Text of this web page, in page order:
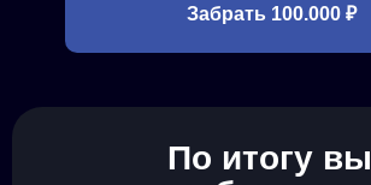
Забрать 100.000 ₽
По итогу вы